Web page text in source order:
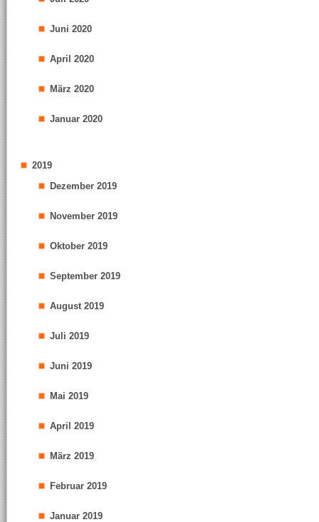
Juni 2020
April 2020
März 2020
Januar 2020
2019
Dezember 2019
November 2019
Oktober 2019
September 2019
August 2019
Juli 2019
Juni 2019
Mai 2019
April 2019
März 2019
Februar 2019
Januar 2019